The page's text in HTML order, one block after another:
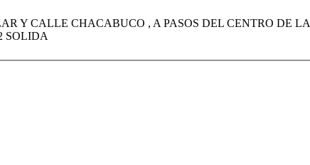
Y CALLE CHACABUCO , A PASOS DEL CENTRO DE
SOLIDA